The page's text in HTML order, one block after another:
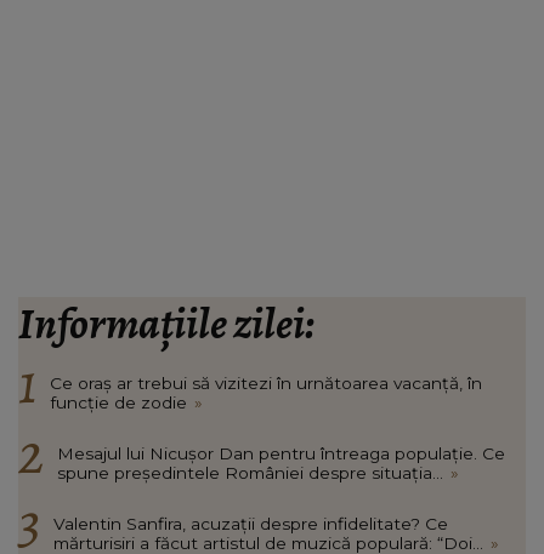
Informațiile zilei:
Ce oraș ar trebui să vizitezi în urnătoarea vacanță, în
funcție de zodie »
Mesajul lui Nicușor Dan pentru întreaga populație. Ce
spune președintele României despre situația...
»
Valentin Sanfira, acuzații despre infidelitate? Ce
mărturisiri a făcut artistul de muzică populară: “Doi...
»